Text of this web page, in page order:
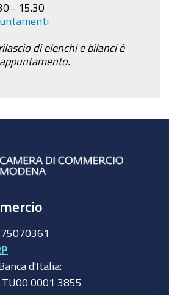
- 15.30
di elenchi e bilanci è
d'Italia:
0001 3855